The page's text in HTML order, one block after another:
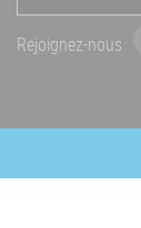
Rejoignez-nous
b
o